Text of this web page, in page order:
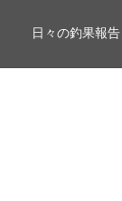
日々の釣果報告